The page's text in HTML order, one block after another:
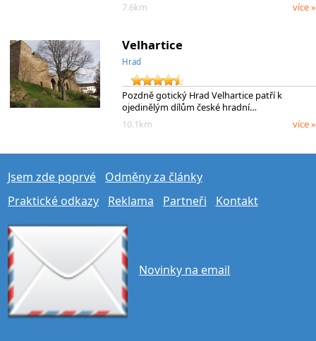
7.6km
více »
Velhartice
Hrad
Pozdně gotický Hrad Velhartice patří k
ojedinělým dílům české hradní…
10.1km
více »
Jsem zde poprvé
Odměny za články
Praktické odkazy
Reklama Partneři Kontakt
Novinky na email